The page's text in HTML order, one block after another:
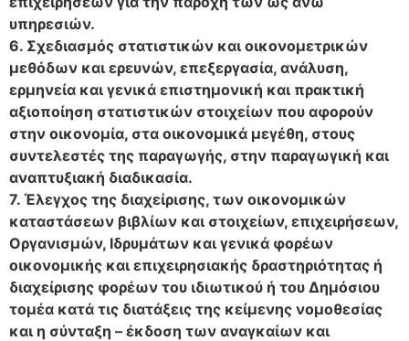
υπηρεσιών.
6. Σχεδιασμός στατιστικών και οικονομετρικών
μεθόδων και ερευνών, επεξεργασία, ανάλυση,
ερμηνεία και γενικά επιστημονική και πρακτική
αξιοποίηση στατιστικών στοιχείων που αφορούν
στην οικονομία, στα οικονομικά μεγέθη, στους
συντελεστές της παραγωγής, στην παραγωγική και
αναπτυξιακή διαδικασία.
7. Έλεγχος της διαχείρισης, των οικονομικών
καταστάσεων βιβλίων και στοιχείων, επιχειρήσεων,
Οργανισμών, Ιδρυμάτων και γενικά φορέων
οικονομικής και επιχειρησιακής δραστηριότητας ή
διαχείρισης φορέων του ιδιωτικού ή του Δημόσιου
τομέα κατά τις διατάξεις της κείμενης νομοθεσίας
και η σύνταξη – έκδοση των αναγκαίων και